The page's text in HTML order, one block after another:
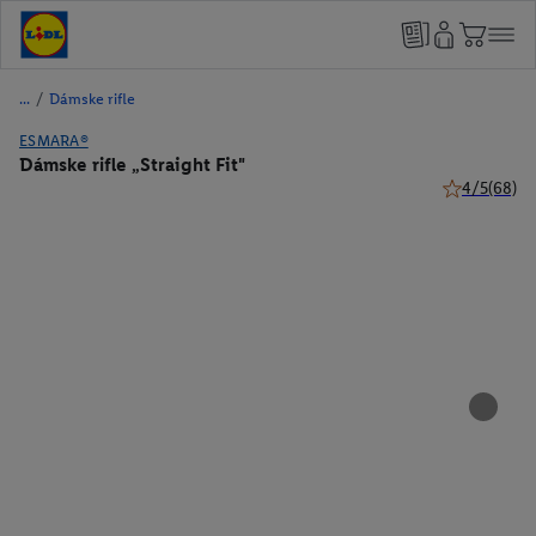
/ Dámske rifle
ESMARA®
Dámske rifle „Straight Fit"
4/5(68)